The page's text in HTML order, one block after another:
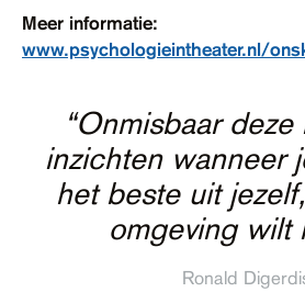
Meer informatie:
www.psychologieintheater.nl/
“Onmisbaar
inzichten wanneer
het beste uit
omgeving wilt
Ronald
“Wat een
en bij tijden
herkenbare
“Ik ben diep diep
diep onder de
Kitty Vromen